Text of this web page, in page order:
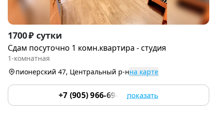
Item
1
of
1700 ₽ сутки
Сдам посуточно 1 комн.квартира - студия
1-комнатная
пионерский 47, Центральный р-нна карте
+7 (905) 966-69-97 показать